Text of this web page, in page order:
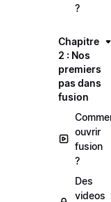
?
Chapitre
2 : Nos
premiers
pas dans
fusion
ouvrir
fusion
?
Des
videos